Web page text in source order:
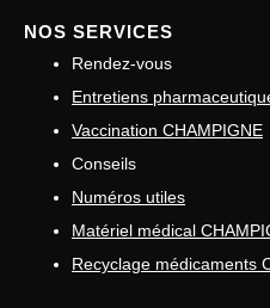
NOS SERVICES
Rendez-vous
Entretiens
Vaccination CHAMPIGNE
Conseils
Numéros utiles
Matériel médical
Recyclage médicaments